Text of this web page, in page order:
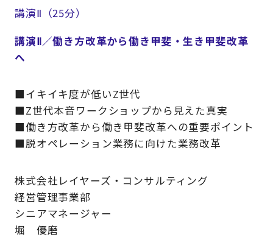
講演Ⅱ（25分）
講演Ⅱ／働き方改革から働き甲斐・生き甲斐改革
へ
■イキイキ度が低いZ世代
■Z世代本音ワークショップから見えた真実
■働き方改革から働き甲斐改革への重要ポイント
■脱オペレーション業務に向けた業務改革
株式会社レイヤーズ・コンサルティング
経営管理事業部
シニアマネージャー
堀 優磨